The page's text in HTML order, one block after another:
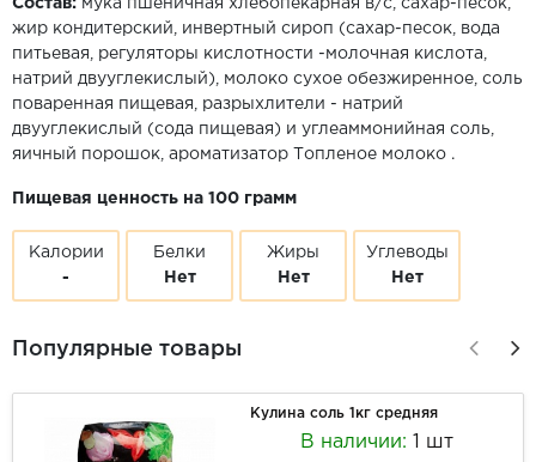
Состав: мука пшеничная хлебопекарная в/с, сахар-песок,
жир кондитерский, инвертный сироп (сахар-песок, вода
питьевая, регуляторы кислотности -молочная кислота,
натрий двууглекислый), молоко сухое обезжиренное, соль
поваренная пищевая, разрыхлители - натрий
двууглекислый (сода пищевая) и углеаммонийная соль,
яичный порошок, ароматизатор Топленое молоко .
Пищевая ценность на 100 грамм
Калории
-
Белки
Нет
Жиры
Нет
Углеводы
Нет
Популярные товары
Кулина соль 1кг средняя
В наличии:
1 шт